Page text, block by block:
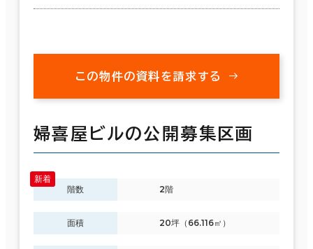
この物件の資料を請求する
婦喜屋ビルの公開募集区画
階数 2階
面積 20坪（66.116㎡）